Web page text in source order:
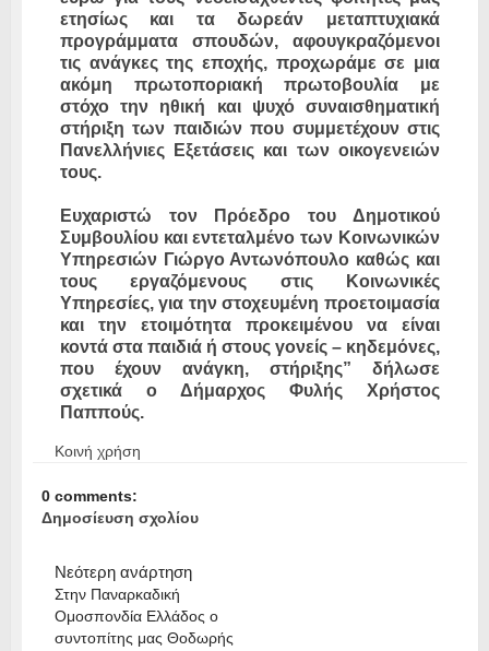
ετησίως και τα δωρεάν μεταπτυχιακά
προγράμματα σπουδών, αφουγκραζόμενοι
τις ανάγκες της εποχής, προχωράμε σε μια
ακόμη πρωτοποριακή πρωτοβουλία με
στόχο την ηθική και ψυχό συναισθηματική
στήριξη των παιδιών που συμμετέχουν στις
Πανελλήνιες Εξετάσεις και των οικογενειών
τους.
Ευχαριστώ τον Πρόεδρο του Δημοτικού
Συμβουλίου και εντεταλμένο των Κοινωνικών
Υπηρεσιών Γιώργο Αντωνόπουλο καθώς και
τους εργαζόμενους στις Κοινωνικές
Υπηρεσίες, για την στοχευμένη προετοιμασία
και την ετοιμότητα προκειμένου να είναι
κοντά στα παιδιά ή στους γονείς – κηδεμόνες,
που έχουν ανάγκη, στήριξης” δήλωσε
σχετικά ο Δήμαρχος Φυλής Χρήστος
Παππούς.
Κοινή χρήση
0 comments:
Δημοσίευση σχολίου
Νεότερη ανάρτηση
Στην Παναρκαδική
Ομοσπονδία Ελλάδος ο
συντοπίτης μας Θοδωρής